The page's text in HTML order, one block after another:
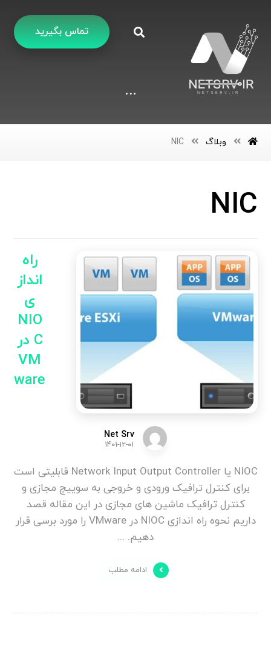
تماس بگیرید
وبلاگ NIC
NIC
راه
انداز
ی
NIO
C در
VM
ware
Net Srv
۱۴۰۱-۱۲-۰۱
NIOC یا Network Input Output Controller قابلیتی است
برای کنترل ترافیک ورودی و خروجی به سوییچ مجازی و
کنترل ترافیک ماشین های مجازی در این مقاله قصد
داریم نحوه راه اندازی NIOC در VMware را مورد برسی قرار
دهیم. ...
ادامه مطلب